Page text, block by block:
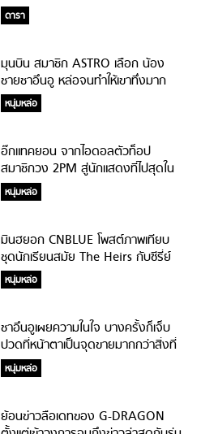
กลับมาเจอกันอีกครั้ง!
ดารา
มุนบิน สมาชิก ASTRO เลือก น้อง
ชายชาอึนอู หล่อจนทำให้เขาทึ่งมาก
ที่สุด แม้ไม่ใช่คนดัง!
หนุ่มหล่อ
อ๊กแทคยอน จากไอดอลตัวท็อป
สมาชิกวง 2PM สู่นักแสดงที่ไปสุดใน
ทุกบทบาท!
หนุ่มหล่อ
มินฮยอก CNBLUE โพสต์ภาพเทียบ
ชุดนักเรียนสมัย The Heirs กับซีรี่ย์
เรื่องล่าสุด หลังผ่านไป 8 ปี!
หนุ่มหล่อ
ชาอึนอูเผยความในใจ บางครั้งก็เจ็บ
ปวดที่หน้าตาเป็นจุดขายมากกว่าสิ่งที่
เขาทำ!
หนุ่มหล่อ
ย้อนข่าวลือเดทของ G-DRAGON